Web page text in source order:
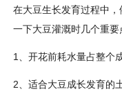
在大豆生长发育过程中
一下大豆灌溉时几个重要
1、开花前耗水量占整个
2、适合大豆成长发育的